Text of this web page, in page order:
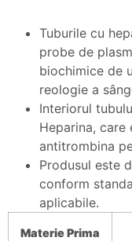
Tuburile cu
probe de
biochimice de
reologie a
Interiorul
Heparina,
antitrombina
Produsul este
conform
aplicabile.
MateriePrima